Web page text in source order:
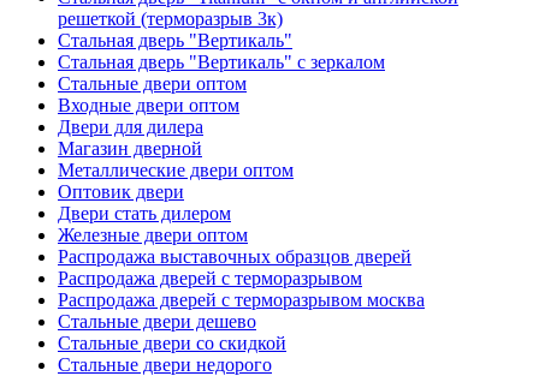
решеткой (терморазрыв 3к)
Стальная дверь "Вертикаль"
Стальная дверь "Вертикаль" с зеркалом
Стальные двери оптом
Входные двери оптом
Двери для дилера
Магазин дверной
Металлические двери оптом
Оптовик двери
Двери стать дилером
Железные двери оптом
Распродажа выставочных образцов дверей
Распродажа дверей с терморазрывом
Распродажа дверей с терморазрывом москва
Стальные двери дешево
Стальные двери со скидкой
Стальные двери недорого